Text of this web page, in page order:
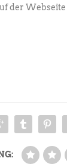
der Webseite